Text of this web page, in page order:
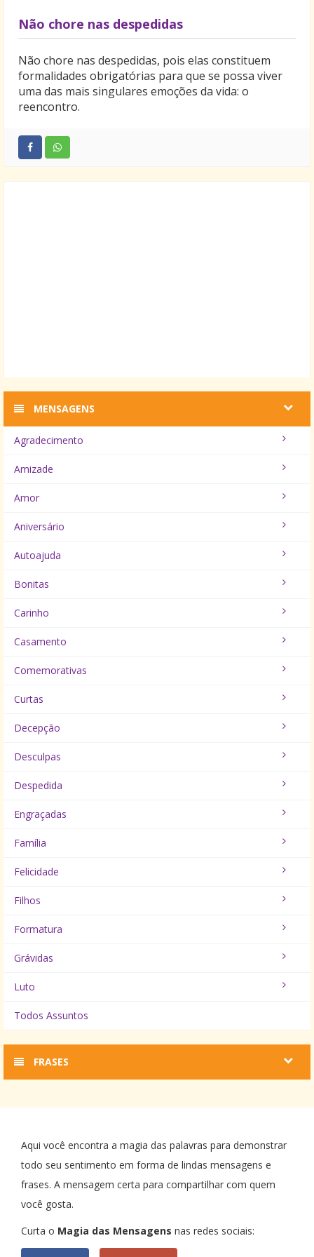
Não chore nas despedidas
Não chore nas despedidas, pois elas constituem
formalidades obrigatórias para que se possa viver
uma das mais singulares emoções da vida: o
reencontro.
MENSAGENS
Agradecimento
Amizade
Amor
Aniversário
Autoajuda
Bonitas
Carinho
Casamento
Comemorativas
Curtas
Decepção
Desculpas
Despedida
Engraçadas
Família
Felicidade
Filhos
Formatura
Grávidas
Luto
Todos Assuntos
FRASES
Aqui você encontra a magia das palavras para demonstrar
todo seu sentimento em forma de lindas mensagens e
frases. A mensagem certa para compartilhar com quem
você gosta.
Curta o Magia das Mensagens nas redes sociais: